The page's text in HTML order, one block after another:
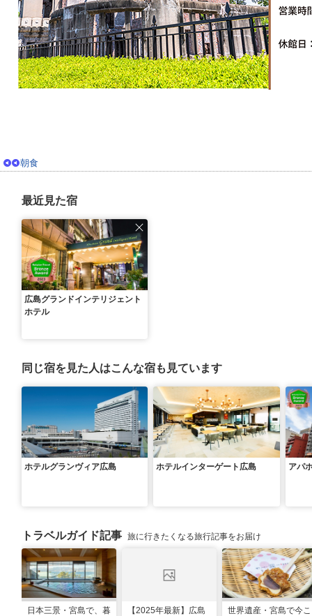
朝食
最近見た宿
広島グランドインテリジェント
ホテル
同じ宿を見た人はこんな宿も見ています
ホテルグランヴィア広島 ホテルインターゲート広島 アパ
トラベルガイド記事 旅に行きたくなる旅行記事をお届け
日本三景・宮島で、暮
【2025年最新】広島
世界遺産・宮島で今こ